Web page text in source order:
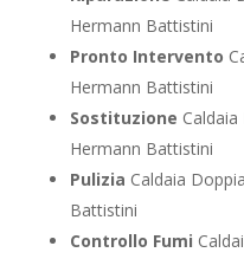
Hermann Battistini
Pronto Intervento
Hermann Battistini
Sostituzione
Hermann Battistini
Pulizia Caldaia
Battistini
Controllo Fumi